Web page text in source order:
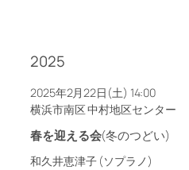
2025
2025年2月22日(土) 14:00
横浜市南区 中村地区センター
春を迎える会(冬のつどい)
和久井恵津子 (ソプラノ)